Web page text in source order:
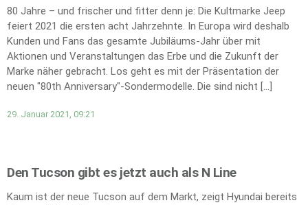
80 Jahre – und frischer und fitter denn je: Die Kultmarke Jeep
feiert 2021 die ersten acht Jahrzehnte. In Europa wird deshalb
Kunden und Fans das gesamte Jubiläums-Jahr über mit
Aktionen und Veranstaltungen das Erbe und die Zukunft der
Marke näher gebracht. Los geht es mit der Präsentation der
neuen "80th Anniversary"-Sondermodelle. Die sind nicht […]
29. Januar 2021, 09:21
Den Tucson gibt es jetzt auch als N Line
Kaum ist der neue Tucson auf dem Markt, zeigt Hyundai bereits